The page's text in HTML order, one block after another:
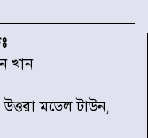
মিয়া ব্যাপারীর
বজ্রবৃষ্টির
খান
মডেল টাউন,